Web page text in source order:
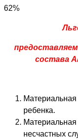
62%
состава
ребенка.
несчастных